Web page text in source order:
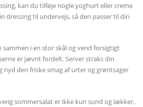
kan du tilføje nogle yoghurt eller creme
dressing til undervejs, så den passer til din
sammen i en stor skål og vend forsigtigt
er jævnt fordelt. Server straks din
nyd den friske smag af urter og grøntsager
sommersalat er ikke kun sund og lækker,